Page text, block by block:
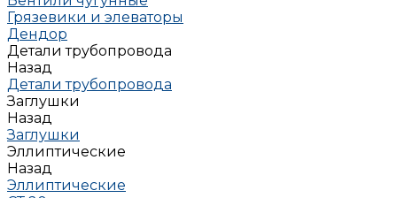
Грязевики и элеваторы
Дендор
Детали трубопровода
Назад
Детали трубопровода
Заглушки
Назад
Заглушки
Эллиптические
Назад
Эллиптические